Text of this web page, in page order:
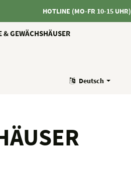
HOTLINE (MO-FR 10-15 UHR)
& GEWÄCHSHÄUSER
Deutsch